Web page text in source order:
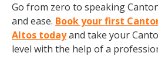
Go from zero to speaking
and ease. Book your first
Altos todayand take your
level with the help of a